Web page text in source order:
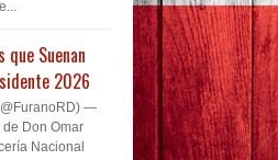
que Suenan
2026
—
Don Omar
Nacional